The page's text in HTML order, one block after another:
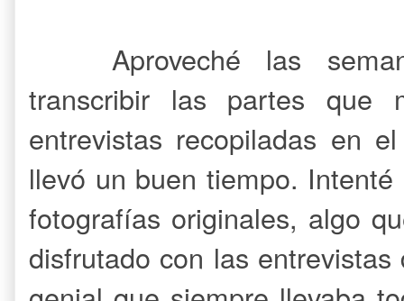
Aproveché las
transcribir las partes que
entrevistas recopiladas en
llevó un buen tiempo.
fotografías originales, algo
disfrutado con las